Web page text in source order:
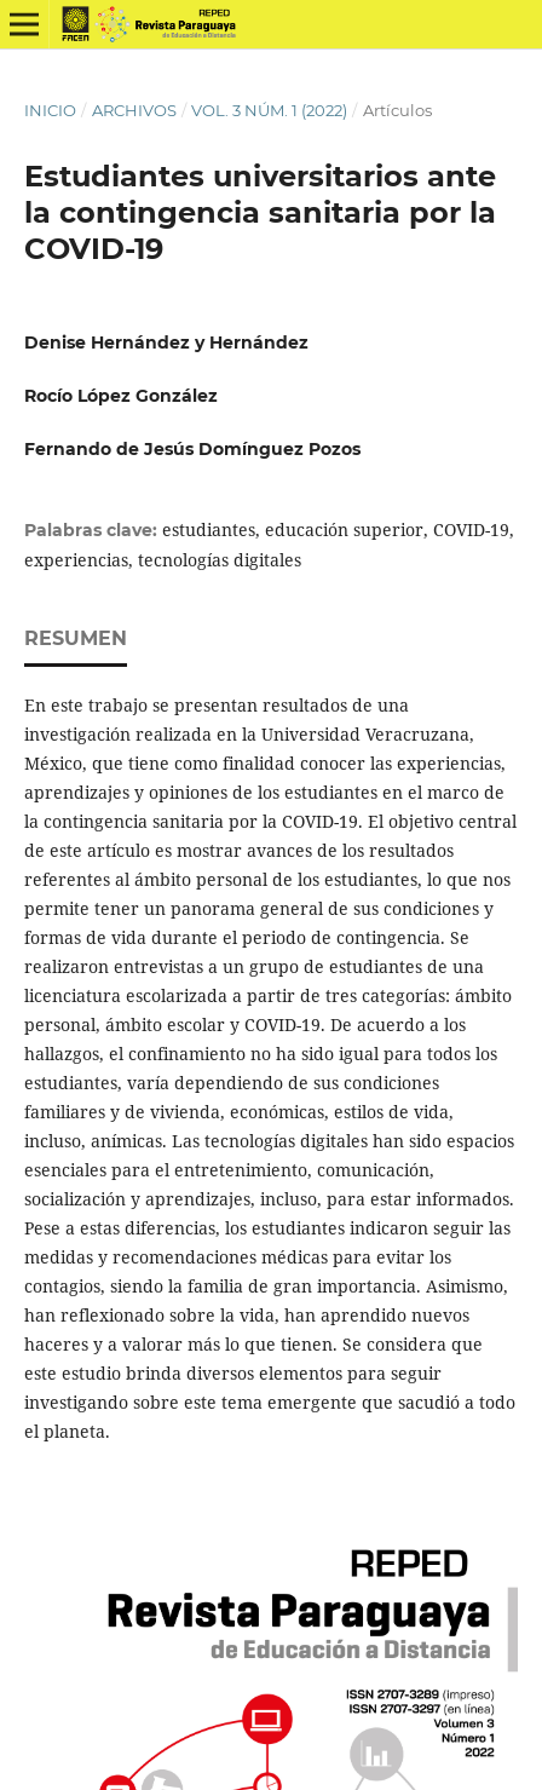
INICIO / ARCHIVOS / VOL. 3 NÚM. 1 (2022) / Artículos
Estudiantes universitarios ante
la contingencia sanitaria por la
COVID-19
Denise Hernández y Hernández
Rocío López González
Fernando de Jesús Domínguez Pozos
Palabras clave: estudiantes, educación superior, COVID-19,
experiencias, tecnologías digitales
RESUMEN
En este trabajo se presentan resultados de una
investigación realizada en la Universidad Veracruzana,
México, que tiene como finalidad conocer las experiencias,
aprendizajes y opiniones de los estudiantes en el marco de
la contingencia sanitaria por la COVID-19. El objetivo central
de este artículo es mostrar avances de los resultados
referentes al ámbito personal de los estudiantes, lo que nos
permite tener un panorama general de sus condiciones y
formas de vida durante el periodo de contingencia. Se
realizaron entrevistas a un grupo de estudiantes de una
licenciatura escolarizada a partir de tres categorías: ámbito
personal, ámbito escolar y COVID-19. De acuerdo a los
hallazgos, el confinamiento no ha sido igual para todos los
estudiantes, varía dependiendo de sus condiciones
familiares y de vivienda, económicas, estilos de vida,
incluso, anímicas. Las tecnologías digitales han sido espacios
esenciales para el entretenimiento, comunicación,
socialización y aprendizajes, incluso, para estar informados.
Pese a estas diferencias, los estudiantes indicaron seguir las
medidas y recomendaciones médicas para evitar los
contagios, siendo la familia de gran importancia. Asimismo,
han reflexionado sobre la vida, han aprendido nuevos
haceres y a valorar más lo que tienen. Se considera que
este estudio brinda diversos elementos para seguir
investigando sobre este tema emergente que sacudió a todo
el planeta.